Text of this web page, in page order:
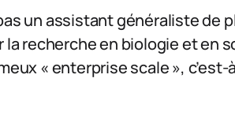
un assistant généraliste de
recherche en biologie et en
« enterprise scale »,